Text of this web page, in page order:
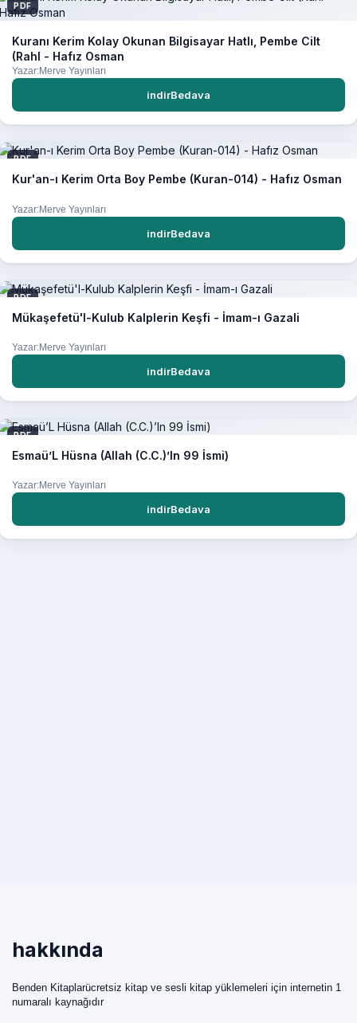
PDF
Kuranı Kerim Kolay Okunan Bilgisayar Hatlı, Pembe Cilt
(Rahl - Hafız Osman
Yazar:Merve Yayınları
indirBedava
PDF
Kur'an-ı Kerim Orta Boy Pembe (Kuran-014) - Hafız Osman
Yazar:Merve Yayınları
indirBedava
PDF
Mükaşefetü'l-Kulub Kalplerin Keşfi - İmam-ı Gazali
Yazar:Merve Yayınları
indirBedava
PDF
Esmaü’L Hüsna (Allah (C.C.)’In 99 İsmi)
Yazar:Merve Yayınları
indirBedava
hakkında
Benden Kitaplarücretsiz kitap ve sesli kitap yüklemeleri için internetin 1
numaralı kaynağıdır